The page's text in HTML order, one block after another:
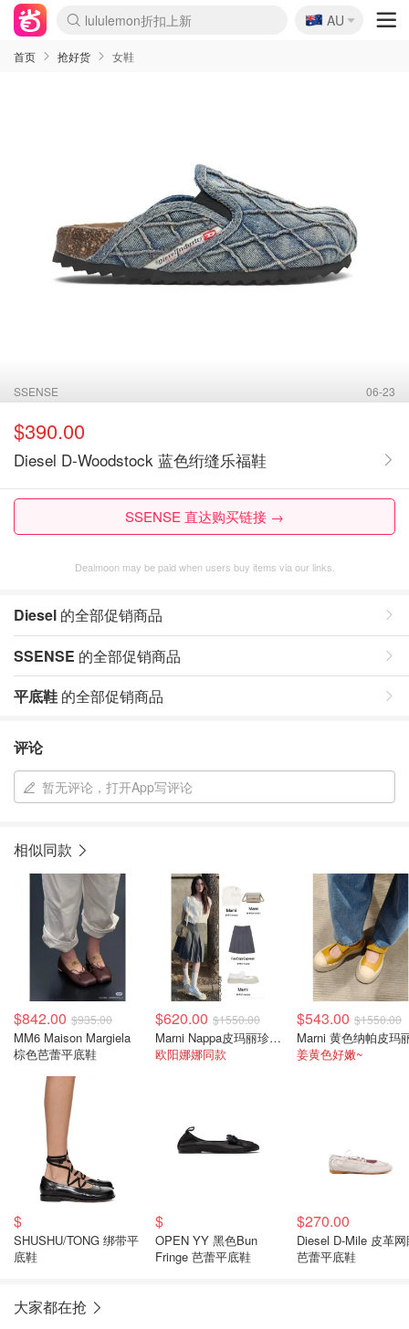
lululemon折扣上新
Sasa美妆护肤3.5折
SSENSE年中3折
FreshBeauty好价汇总
Cettire降价+叠9折
WWS Coles超市实拍
viagogo二手票捡漏
Myer超级周末1折
The Outnet奢牌1折起
David Jones 3折起
Flannels大牌1折
Perfumes Club护肤1折
AMIRO返校季6.2折
Amazon折扣汇总
eToro入金$200送$50
Amazon数码好物
ICONIC本周7.5折
ThedoubleF高奢地板价
Moose Knuckles 6折
丝芙兰5折起
EUFY官网3.7折起
Selenichast首饰2折
Trip机票酒店促销
YSL送5件彩妆礼
Amazon家居好物
Amazon美妆护肤
雅漾大喷$8
过敏原检测盒$33
伊索独家赠50ml沐浴露
科颜氏清仓3折
SEALIFE海洋馆门票6折
丝塔芙大白罐$16
订阅Newsletter送香薰
Cult Beauty 6.8折
Harrods圣诞日历2.3折
LN-CC奢牌私促3折
d'Alba空姐喷雾$16
EVE LOM套装逆天2折
Bernardelli独家4折
Adore Beauty 6折起
CT圣诞日历
Mytheresa奢品2.7折
Luxury Escapes 9折
Currentbody美容仪9折
MOON Garden Live
Roborock扫地机3.7折
Tingo Life水杯$24
Valentino官网5折
CR洗发护发6.3折
修丽可套装7.4折
Myer彩妆2件7折
GANNI官网4.5折
Stylevana韩妆4折
Tessabit高奢8.5折
OGX洗护4折
Amazon阿德莱德次日达
卡诗8.5折+赠礼
Philips Hue灯具8折
🇦🇺
AU
首页 抢好货 女鞋
SSENSE 06-23
$390.00
Diesel D-Woodstock 蓝色绗缝乐福鞋
SSENSE 直达购买链接 →
Dealmoon may be paid when users buy items via our links.
Diesel 的全部促销商品
SSENSE 的全部促销商品
平底鞋 的全部促销商品
评论
暂无评论，打开App写评论
相似同款
$842.00 $935.00
MM6 Maison Margiela
棕色芭蕾平底鞋
$620.00 $1550.00
Marni Nappa皮玛丽珍大头鞋 米色
欧阳娜娜同款
$543.00 $1550.00
姜黄色好嫩~
$
SHUSHU/TONG 绑带平
底鞋
$
OPEN YY 黑色Bun
Fringe 芭蕾平底鞋
$270.00
Diesel D-Mile 皮革
芭蕾平底鞋
大家都在抢